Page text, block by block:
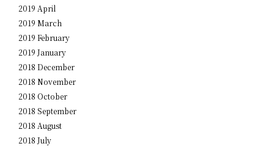
2019 April
2019 March
2019 February
2019 January
2018 December
2018 November
2018 October
2018 September
2018 August
2018 July